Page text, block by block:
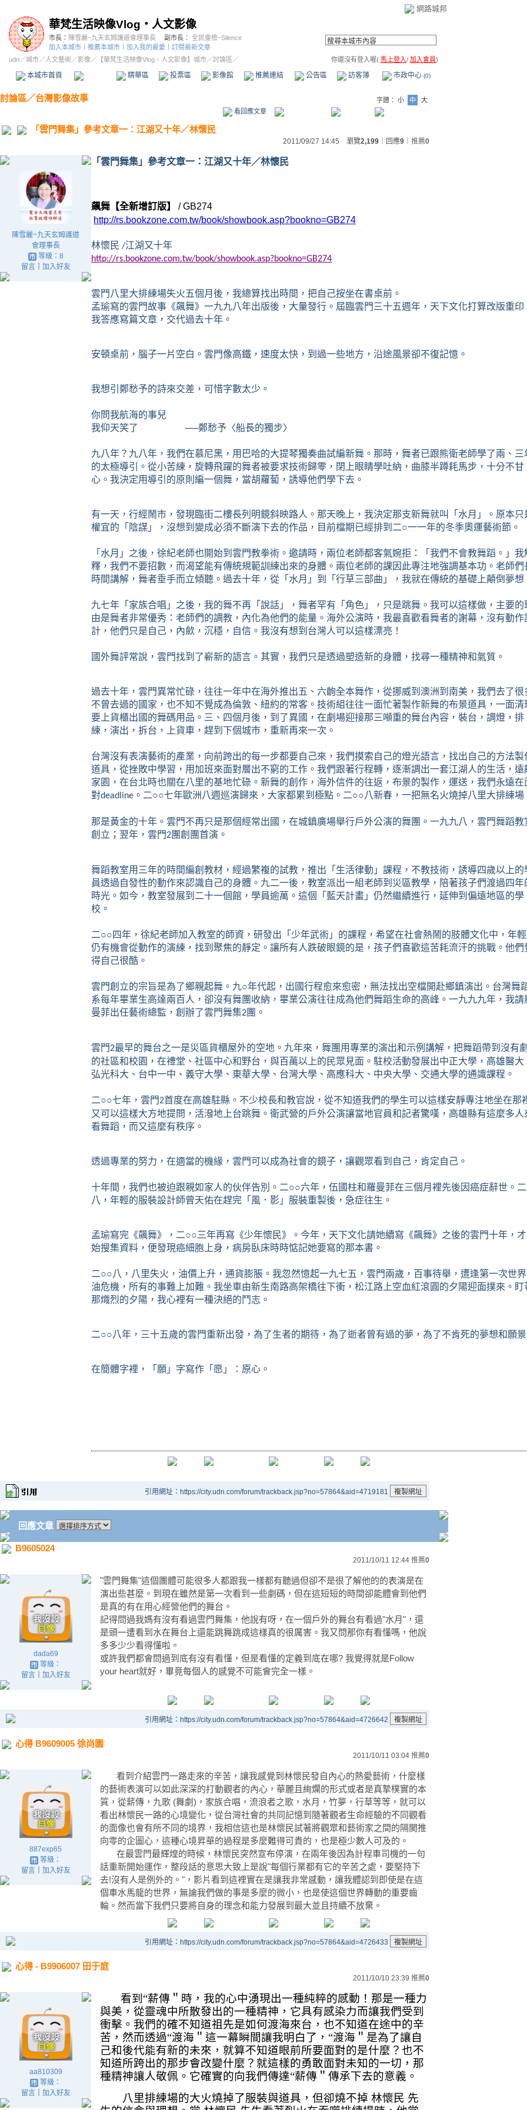
網路城邦
華梵生活映像Vlog‧人文影像
市長： 陳雪麗~九天玄姆護道會理事長 副市長： 全民靈檢~Silence
加入本城市
推薦本城市 加入我的最愛
訂閱最新文章
udn／城市／人文藝術／影像 ／ 【華梵生活映像Vlog‧人文影像】城市／討論區／ 你還沒有登入喔( 馬上登入/ 加入會員)
本城市首頁 精華區 投票區 影像館 推薦連結 公告區 訪客簿 市政中心 (0)
討論區／台灣影像故事 字體： 小 中
大
看回應文章
「雲門舞集」參考文章一：江湖又十年／林懷民
2011/09/27 14:45 瀏覽2,199 ｜回應9 推薦0
陳雪麗~九天玄姆護道
會理事長
等級：8
留言｜ 加入好友
「雲門舞集」參考文章一：江湖又十年／林懷民
飆舞【全新增訂版】
/ GB274
http://rs.bookzone.com.tw/book/showbook.asp?bookno=GB274
林懷民 /江湖又十年
http://rs.bookzone.com.tw/book/showbook.asp?bookno=GB274
雲門八里大排練場失火五個月後，我總算找出時間，把自己按坐在書桌前。
孟瑜寫的雲門故事《飆舞》一九九八年出版後，大量發行。屆臨雲門三十五週年，天下文化打算改版重印
我答應寫篇文章，交代過去十年。
安頓桌前，腦子一片空白。雲門像高鐵，速度太快，到過一些地方，沿途風景卻不復記憶。
我想引鄭愁予的詩來交差，可惜字數太少。
你問我航海的事兒
我仰天笑了 ──鄭愁予〈船長的獨步〉
九八年？九八年，我們在慕尼黑，用巴哈的大提琴獨奏曲試編新舞。那時，舞者已跟熊衛老師學了兩、三
的太極導引。從小苦練，旋轉飛躍的舞者被要求技術歸零，閉上眼睛學吐納，曲膝半蹲耗馬步，十分不甘
心。我決定用導引的原則編一個舞，當胡蘿蔔，誘導他們學下去。
有一天，行經鬧市，發現臨街二樓長列明鏡斜映路人。那天晚上，我決定那支新舞就叫「水月」。原本只
權宜的「陰謀」，沒想到變成必須不斷演下去的作品，目前檔期已經排到二○一一年的冬季奧運藝術節。
「水月」之後，徐紀老師也開始到雲門教拳術。邀請時，兩位老師都客氣婉拒：「我們不會教舞蹈。」我
釋，我們不要招數，而渴望能有傳統規範訓練出來的身體。兩位老師的課因此專注地強調基本功。老師們
時間講解，舞者垂手而立傾聽。過去十年，從「水月」到「行草三部曲」，我就在傳統的基礎上顛倒夢想
九七年「家族合唱」之後，我的舞不再「說話」，舞者罕有「角色」，只是跳舞。我可以這樣做，主要的
由是舞者非常優秀：老師們的調教，內化為他們的能量。海外公演時，我最喜歡看舞者的謝幕，沒有動作
計，他們只是自己，內歛，沉穩，自信。我沒有想到台灣人可以這樣漂亮！
國外舞評常說，雲門找到了嶄新的語言。其實，我們只是透過塑造新的身體，找尋一種精神和氣質。
過去十年，雲門異常忙碌，往往一年中在海外推出五、六齣全本舞作，從挪威到澳洲到南美，我們去了很
不曾去過的國家，也不知不覺成為倫敦、紐約的常客。技術組往往一面忙著製作新舞的布景道具，一面清
要上貨櫃出國的舞碼用品。三、四個月後，到了異國，在劇場迎接那三噸重的舞台內容，裝台，調燈，排
練，演出，拆台，上貨車，趕到下個城市，重新再來一次。
台灣沒有表演藝術的產業，向前跨出的每一步都要自己來，我們摸索自己的燈光語言，找出自己的方法製
道具，從挫敗中學習，用加班來面對層出不窮的工作。我們跟著行程轉，逐漸調出一套江湖人的生活，遠
家園，在台北時也關在八里的基地忙碌。新舞的創作，海外信件的往返，布景的製作，運送，我們永遠在
對deadline 。二○○七年歐洲八週巡演歸來，大家都累到極點。二○○八新春，一把無名火燒掉八里大排練場
那是黃金的十年。雲門不再只是那個經常出國，在城鎮廣場舉行戶外公演的舞團。一九九八，雲門舞蹈教
創立；翌年，雲門2團創團首演。
舞蹈教室用三年的時間編創教材，經過繁複的試教，推出「生活律動」課程，不教技術，誘導四歲以上的
員透過自發性的動作來認識自己的身體。九二一後，教室派出一組老師到災區教學，陪著孩子們渡過四年
時光。如今，教室發展到二十一個館，學員逾萬。這個「藍天計畫」仍然繼續進行，延伸到偏遠地區的學
校。
二○○四年，徐紀老師加入教室的師資，研發出「少年武術」的課程，希望在社會熱鬧的肢體文化中，年輕
仍有機會從動作的演練，找到聚焦的靜定。讓所有人跌破眼鏡的是，孩子們喜歡這苦耗流汗的挑戰。他們
得自己很酷。
雲門創立的宗旨是為了鄉親起舞。九○年代起，出國行程愈來愈密，無法找出空檔開赴鄉鎮演出。台灣舞
系每年畢業生高達兩百人，卻沒有舞團收納，畢業公演往往成為他們舞蹈生命的高峰。一九九九年，我請
曼菲出任藝術總監，創辦了雲門舞集2團。
雲門2最早的舞台之一是災區貨櫃屋外的空地。九年來，舞團用專業的演出和示例講解，把舞蹈帶到沒有
的社區和校園，在禮堂、社區中心和野台，與百萬以上的民眾見面。駐校活動發展出中正大學，高雄醫大
弘光科大、台中一中、義守大學、東華大學、台灣大學、高應科大、中央大學、交通大學的通識課程。
二○○七年，雲門2首度在高雄駐縣。不少校長和教官說，從不知道我們的學生可以這樣安靜專注地坐在那
又可以這樣大方地提問，活潑地上台跳舞。衛武營的戶外公演讓當地官員和記者驚嘆，高雄縣有這麼多人
看舞蹈，而又這麼有秩序。
透過專業的努力，在適當的機緣，雲門可以成為社會的鏡子，讓觀眾看到自己，肯定自己。
十年間，我們也被迫跟親如家人的伙伴告別。二○○六年，伍國柱和羅曼菲在三個月裡先後因癌症辭世。二
八，年輕的服裝設計師曾天佑在趕完「風．影」服裝重製後，急症往生。
孟瑜寫完《飆舞》，二○○三年再寫《少年懷民》。今年，天下文化請她續寫《飆舞》之後的雲門十年，才
始搜集資料，便發現癌細胞上身，病房臥床時時惦記她要寫的那本書。
二○○八，八里失火，油價上升，通貨膨脹。我忽然憶起一九七五，雲門兩歲，百事待舉，遭逢第一次世
油危機，所有的事難上加難。我坐車由新生南路高架橋往下衝，松江路上空血紅滾圓的夕陽迎面撲來。盯
那熾烈的夕陽，我心裡有一種決絕的鬥志。
二○○八年，三十五歲的雲門重新出發，為了生者的期待，為了逝者曾有過的夢，為了不肯死的夢想和願景
在簡體字裡，「願」字寫作「愿」：原心。
引用網址：https://city.udn.com/forum/trackback.jsp?no=57864&aid=4719181
回應文章
B9605024
2011/10/11 12:44 推薦0
dada69
等級：
留言｜ 加入好友
"雲門舞集"這個團體可能很多人都跟我一樣都有聽過但卻不是很了解他的的表演是在
演出些甚麼。到現在雖然是第一次看到一些劇碼，但在這短短的時間卻能體會到他們
是真的有在用心經營他們的舞台。
記得問過我媽有沒有看過雲門舞集，他說有呀，在一個戶外的舞台有看過"水月"，還
是頭一遭看到水在舞台上還能跳舞跳成這樣真的很厲害。我又問那你有看懂嗎，他說
多多少少看得懂啦。
或許我們都會問過到底有沒有看懂，但是看懂的定義到底在哪? 我覺得就是Follow
your heart就好，畢竟每個人的感覺不可能會完全一樣。
引用網址：https://city.udn.com/forum/trackback.jsp?no=57864&aid=4726642
心得 B9609005 徐尚園
2011/10/11 03:04 推薦0
887exp65
等級：
留言｜ 加入好友
看到介紹雲門一路走來的辛苦，讓我感覺到林懷民發自內心的熱愛藝術，什麼樣
的藝術表演可以如此深深的打動觀者的內心，華麗且絢爛的形式或者是真摯樸實的本
質，從薪傳，九歌 (舞劇)，家族合唱，流浪者之歌，水月，竹夢，行草等等，就可以
看出林懷民一路的心境變化，從台灣社會的共同記憶到隨著觀者生命經驗的不同觀看
的面像也會有所不同的境界，我相信這也是林懷民試著將觀眾和藝術家之間的隔閡推
向零的企圖心，這種心境昇華的過程是多麼難得可貴的，也是極少數人可及的。
在最雲門最輝煌的時候，林懷民突然宣布停演，在兩年後因為計程車司機的一句
話重新開始運作，整段話的意思大致上是說"每個行業都有它的辛苦之處，要堅持下
去!沒有人是例外的。"，影片看到這裡實在是讓我非常感動，讓我體認到即使是在這
個車水馬龍的世界，無論我們做的事是多麼的微小，也是使這個世界轉動的重要齒
輪。然而當下我們只要將自身的理念和能力發展到最大並且持續不放棄。
引用網址：https://city.udn.com/forum/trackback.jsp?no=57864&aid=4726433
心得 - B9906007 田于庭
2011/10/10 23:39 推薦0
aa810309
等級：
留言｜ 加入好友
看到“薪傳＂時，我的心中湧現出一種純粹的感動！那是一種力
與美，從靈魂中所散發出的一種精神，它具有感染力而讓我們受到
衝擊。我們的確不知道祖先是如何渡海來台，也不知道在途中的辛
苦，然而透過“渡海＂這一幕瞬間讓我明白了，“渡海＂是為了讓自
己和後代能有新的未來，就算不知道眼前所要面對的是什麼？也不
知道所跨出的那步會改變什麼？就這樣的勇敢面對未知的一切，那
種精神讓人敬佩。它確實的向我們傳達“薪傳＂傳承下去的意義。
八里排練場的大火燒掉了服裝與道具，但卻燒不掉 林懷民 先